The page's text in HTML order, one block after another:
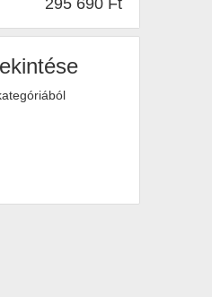
Kék • Igen • 1,7 kg
295 690 Ft